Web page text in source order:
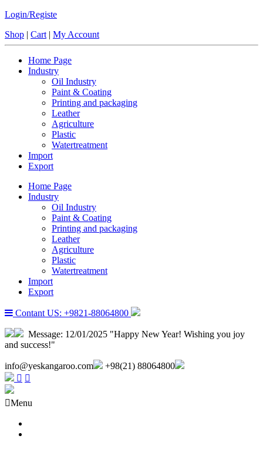
Login/Registe
Shop | Cart | My Account
Home Page
Industry
Oil Industry
Paint & Coating
Printing and packaging
Leather
Agriculture
Plastic
Watertreatment
Import
Export
Home Page
Industry
Oil Industry
Paint & Coating
Printing and packaging
Leather
Agriculture
Plastic
Watertreatment
Import
Export
Contant US: +9821-88064800
Message: 12/01/2025 "Happy New Year! Wishing you joy
and success!"
info@yeskangaroo.com +98(21) 88064800
Menu